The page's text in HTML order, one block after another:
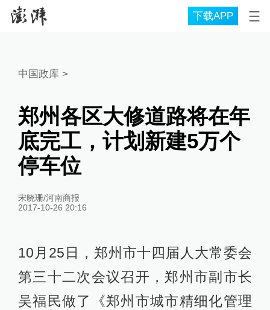
下载APP
中国政库 >
郑州各区大修道路将在年
底完工，计划新建5万个
停车位
宋晓珊/河南商报
2017-10-26 20:16
10月25日，郑州市十四届人大常委会
第三十二次会议召开，郑州市副市长
吴福民做了《郑州市城市精细化管理